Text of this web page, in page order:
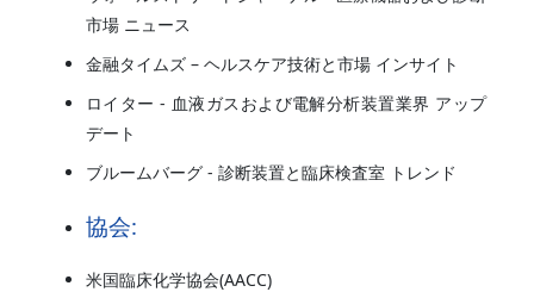
市場 ニュース
金融タイムズ – ヘルスケア技術と市場 インサイト
ロイター - 血液ガスおよび電解分析装置業界 アップ
デート
ブルームバーグ - 診断装置と臨床検査室 トレンド
協会:
米国臨床化学協会(AACC)